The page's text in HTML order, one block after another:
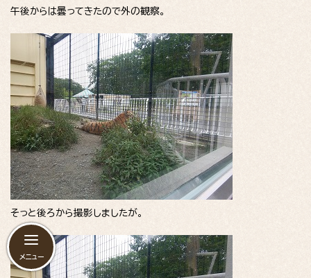
午後からは曇ってきたので外の観察。
そっと後ろから撮影しましたが。
メニュー